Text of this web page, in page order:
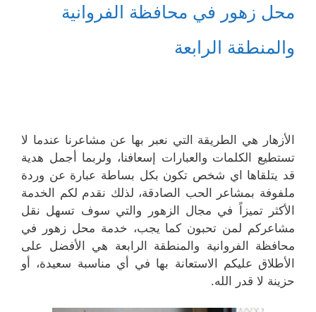
محل زهور في محافظة الفروانية
والمنطقة الرابعة
الأزهار هي الطريقة التي نعبر بها عن مشاعرنا عندما لا
تستطيع الكلمات والعبارات إسعافنا، ولربما أجمل هدية
قد يتلقاها اي شخص تكون بكل بساطة عبارة عن وردة
ملفوفة بمشاعر الحب الصادقة، لذلك نقدم لكم الخدمة
الأكثر تميزاً في مجال الزهور والتي سوف تسهل نقل
مشاعركم لمن تحبون كما يجب، خدمة محل زهور في
محافظة الفروانية والمنطقة الرابعة هي الأفضل على
الأطلاق عليكم الاستعانة بها في أي مناسبة سعيدة، أو
حزينة لا قدر الله.